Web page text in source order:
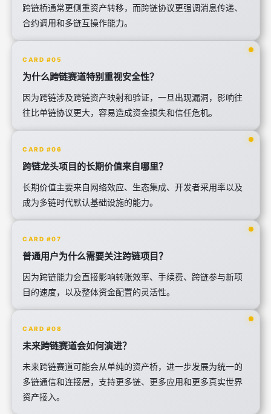
跨链桥通常更侧重资产转移，而跨链协议更强调消息传递、
合约调用和多链互操作能力。
CARD #05
为什么跨链赛道特别重视安全性？
因为跨链涉及跨链资产映射和验证，一旦出现漏洞，影响往
往比单链协议更大，容易造成资金损失和信任危机。
CARD #06
跨链龙头项目的长期价值来自哪里？
长期价值主要来自网络效应、生态集成、开发者采用率以及
成为多链时代默认基础设施的能力。
CARD #07
普通用户为什么需要关注跨链项目？
因为跨链能力会直接影响转账效率、手续费、跨链参与新项
目的速度，以及整体资金配置的灵活性。
CARD #08
未来跨链赛道会如何演进？
未来跨链赛道可能会从单纯的资产桥，进一步发展为统一的
多链通信和连接层，支持更多链、更多应用和更多真实世界
资产接入。